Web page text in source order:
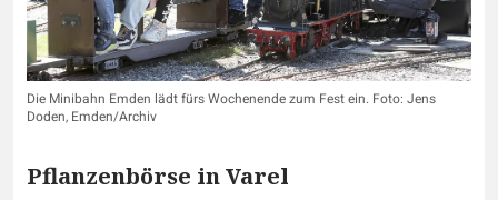
Die Minibahn Emden lädt fürs Wochenende zum Fest ein. Foto: Jens
Doden, Emden/Archiv
Pflanzenbörse in Varel